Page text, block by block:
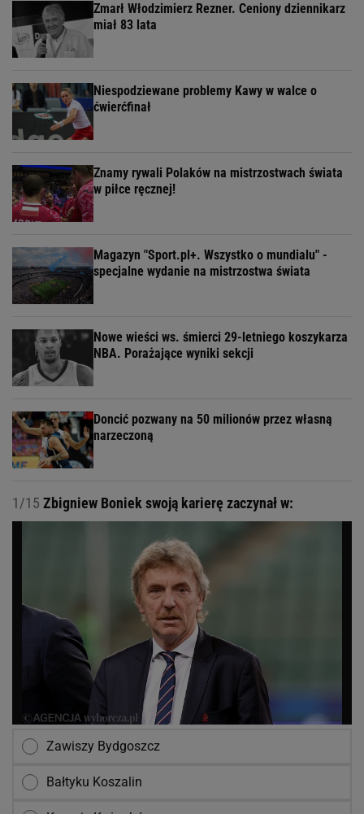
Zmarł Włodzimierz Rezner. Ceniony dziennikarz
miał 83 lata
Niespodziewane problemy Kawy w walce o
ćwierćfinał
Znamy rywali Polaków na mistrzostwach świata
w piłce ręcznej!
Magazyn "Sport.pl+. Wszystko o mundialu" -
specjalne wydanie na mistrzostwa świata
Nowe wieści ws. śmierci 29-letniego koszykarza
NBA. Porażające wyniki sekcji
Doncić pozwany na 50 milionów przez własną
narzeczoną
1/15 Zbigniew Boniek swoją karierę zaczynał w:
Zawiszy Bydgoszcz
Bałtyku Koszalin